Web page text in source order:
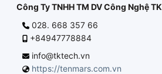
Công Ty TNHH TM DV Công Nghệ TK
028. 668 357 66
+84947778884
info@tktech.vn
https://tenmars.com.vn